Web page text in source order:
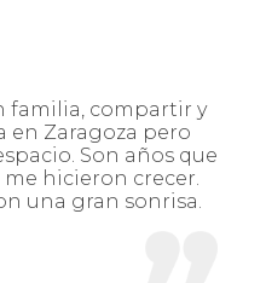
familia, compartir y
en Zaragoza pero
Son años que
hicieron crecer.
una gran sonrisa.